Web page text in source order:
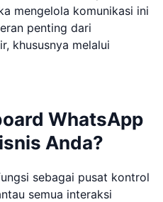
mengelola komunikasi ini
penting dari
khususnya melalui
WhatsApp
Anda?
sebagai pusat kontrol
semua interaksi